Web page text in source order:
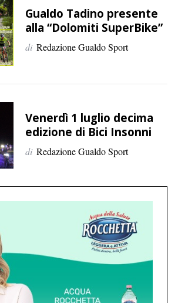
Gualdo Tadino presente
alla “Dolomiti SuperBike”
di Redazione Gualdo Sport
Venerdì 1 luglio decima
edizione di Bici Insonni
di Redazione Gualdo Sport